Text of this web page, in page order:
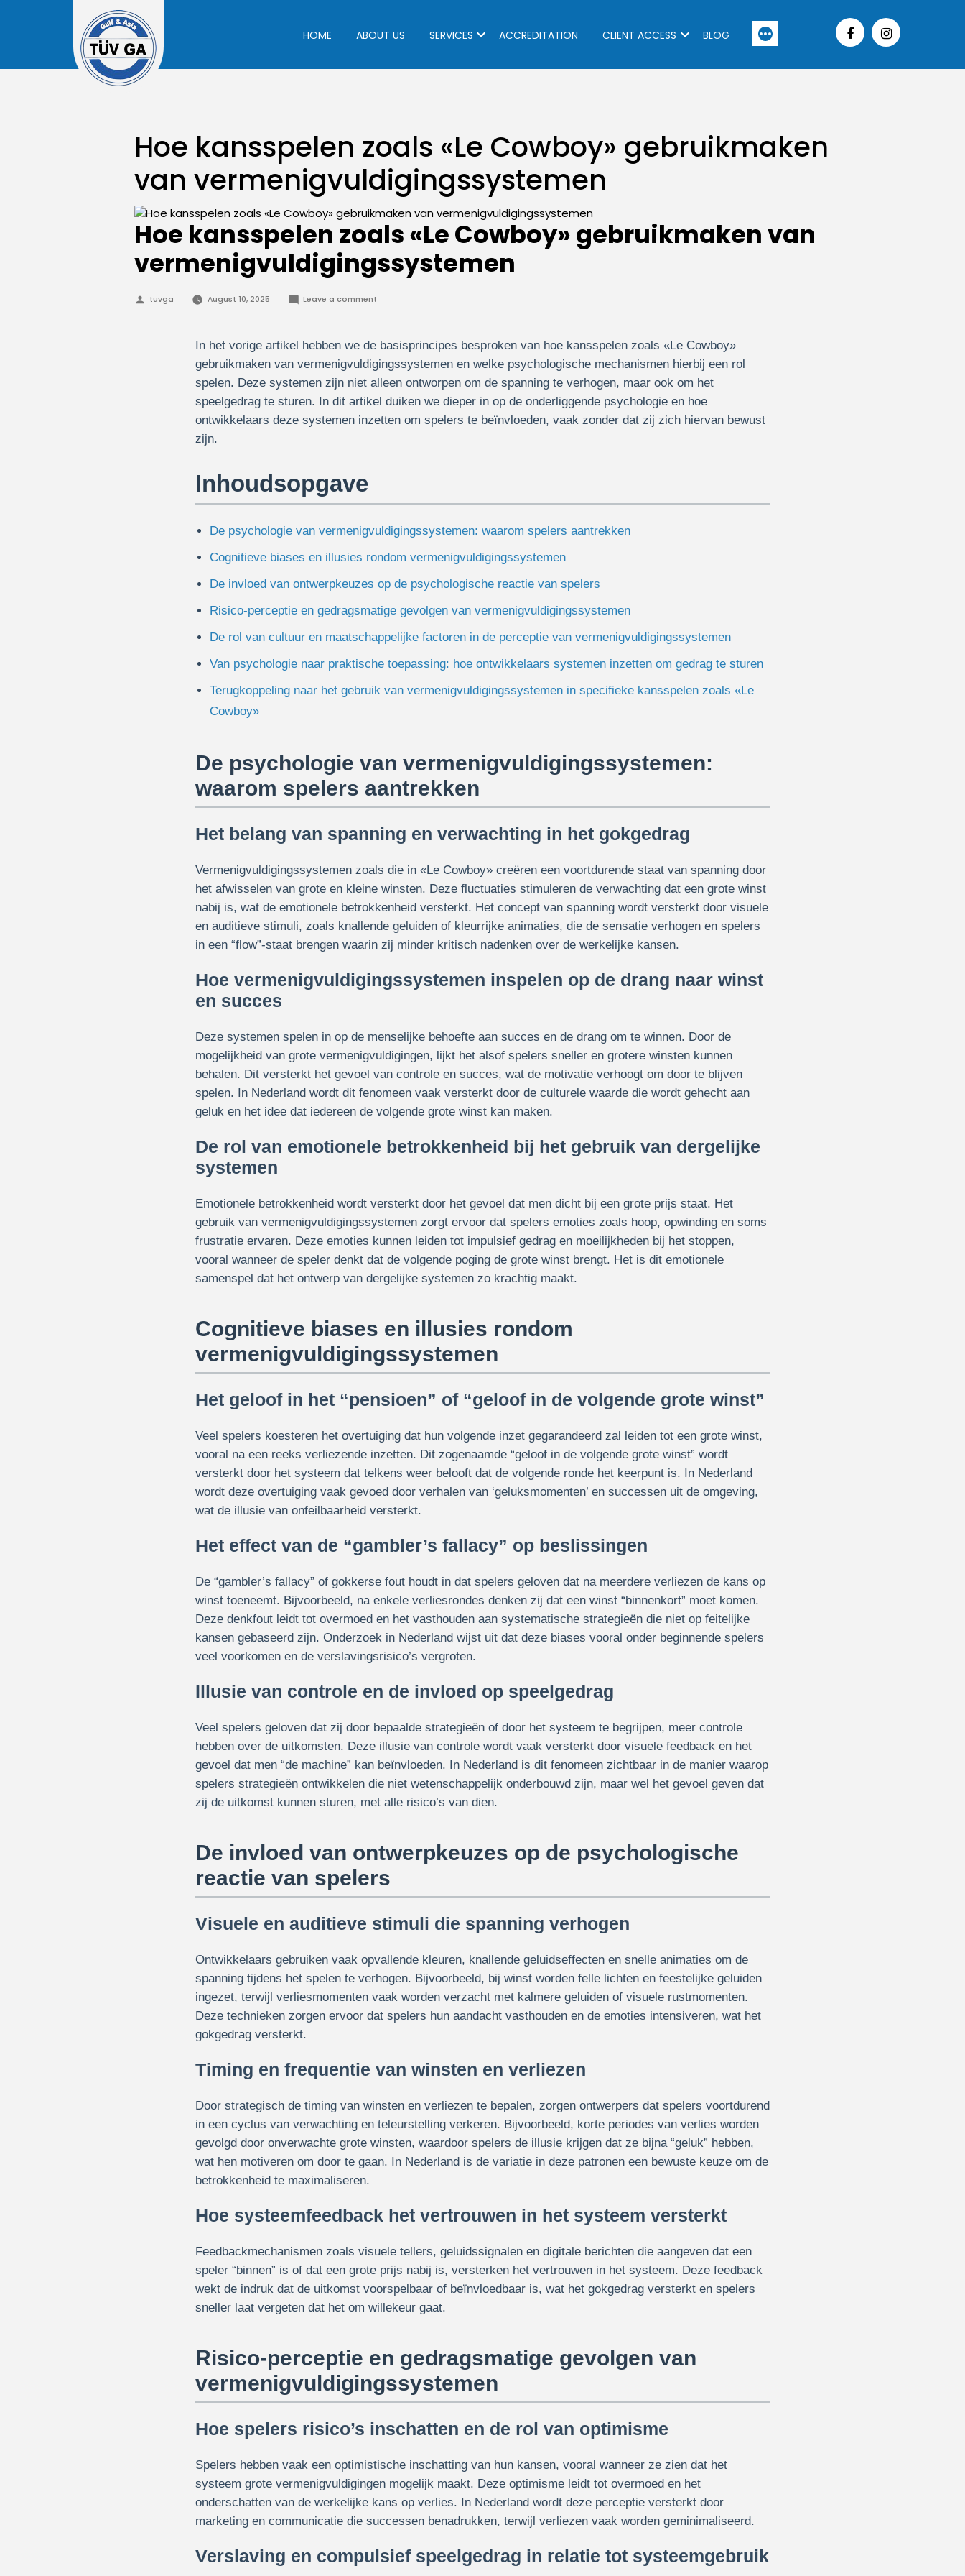
HOME ABOUT US SERVICES ACCREDITATION CLIENT ACCESS BLOG More
Hoe kansspelen zoals «Le Cowboy» gebruikmaken
van vermenigvuldigingssystemen
Hoe kansspelen zoals «Le Cowboy» gebruikmaken van
vermenigvuldigingssystemen
Posted
tuvga August 10, 2025 Leave a commenton
«Le
Cowboy»
gebruikmaken
van
vermenigvuldigingssystemen
In het vorige artikel hebben we de basisprincipes besproken van hoe kansspelen zoals «Le Cowboy»
gebruikmaken van vermenigvuldigingssystemen en welke psychologische mechanismen hierbij een rol
spelen. Deze systemen zijn niet alleen ontworpen om de spanning te verhogen, maar ook om het
speelgedrag te sturen. In dit artikel duiken we dieper in op de onderliggende psychologie en hoe
ontwikkelaars deze systemen inzetten om spelers te beïnvloeden, vaak zonder dat zij zich hiervan bewust
zijn.
Inhoudsopgave
De psychologie van vermenigvuldigingssystemen: waarom spelers aantrekken
Cognitieve biases en illusies rondom vermenigvuldigingssystemen
De invloed van ontwerpkeuzes op de psychologische reactie van spelers
Risico-perceptie en gedragsmatige gevolgen van vermenigvuldigingssystemen
De rol van cultuur en maatschappelijke factoren in de perceptie van vermenigvuldigingssystemen
Van psychologie naar praktische toepassing: hoe ontwikkelaars systemen inzetten om gedrag te sturen
Terugkoppeling naar het gebruik van vermenigvuldigingssystemen in specifieke kansspelen zoals «Le
Cowboy»
De psychologie van vermenigvuldigingssystemen:
waarom spelers aantrekken
Het belang van spanning en verwachting in het gokgedrag
Vermenigvuldigingssystemen zoals die in «Le Cowboy» creëren een voortdurende staat van spanning door
het afwisselen van grote en kleine winsten. Deze fluctuaties stimuleren de verwachting dat een grote winst
nabij is, wat de emotionele betrokkenheid versterkt. Het concept van spanning wordt versterkt door visuele
en auditieve stimuli, zoals knallende geluiden of kleurrijke animaties, die de sensatie verhogen en spelers
in een “flow”-staat brengen waarin zij minder kritisch nadenken over de werkelijke kansen.
Hoe vermenigvuldigingssystemen inspelen op de drang naar winst
en succes
Deze systemen spelen in op de menselijke behoefte aan succes en de drang om te winnen. Door de
mogelijkheid van grote vermenigvuldigingen, lijkt het alsof spelers sneller en grotere winsten kunnen
behalen. Dit versterkt het gevoel van controle en succes, wat de motivatie verhoogt om door te blijven
spelen. In Nederland wordt dit fenomeen vaak versterkt door de culturele waarde die wordt gehecht aan
geluk en het idee dat iedereen de volgende grote winst kan maken.
De rol van emotionele betrokkenheid bij het gebruik van dergelijke
systemen
Emotionele betrokkenheid wordt versterkt door het gevoel dat men dicht bij een grote prijs staat. Het
gebruik van vermenigvuldigingssystemen zorgt ervoor dat spelers emoties zoals hoop, opwinding en soms
frustratie ervaren. Deze emoties kunnen leiden tot impulsief gedrag en moeilijkheden bij het stoppen,
vooral wanneer de speler denkt dat de volgende poging de grote winst brengt. Het is dit emotionele
samenspel dat het ontwerp van dergelijke systemen zo krachtig maakt.
Cognitieve biases en illusies rondom
vermenigvuldigingssystemen
Het geloof in het “pensioen” of “geloof in de volgende grote winst”
Veel spelers koesteren het overtuiging dat hun volgende inzet gegarandeerd zal leiden tot een grote winst,
vooral na een reeks verliezende inzetten. Dit zogenaamde “geloof in de volgende grote winst” wordt
versterkt door het systeem dat telkens weer belooft dat de volgende ronde het keerpunt is. In Nederland
wordt deze overtuiging vaak gevoed door verhalen van ‘geluksmomenten’ en successen uit de omgeving,
wat de illusie van onfeilbaarheid versterkt.
Het effect van de “gambler’s fallacy” op beslissingen
De “gambler’s fallacy” of gokkerse fout houdt in dat spelers geloven dat na meerdere verliezen de kans op
winst toeneemt. Bijvoorbeeld, na enkele verliesrondes denken zij dat een winst “binnenkort” moet komen.
Deze denkfout leidt tot overmoed en het vasthouden aan systematische strategieën die niet op feitelijke
kansen gebaseerd zijn. Onderzoek in Nederland wijst uit dat deze biases vooral onder beginnende spelers
veel voorkomen en de verslavingsrisico’s vergroten.
Illusie van controle en de invloed op speelgedrag
Veel spelers geloven dat zij door bepaalde strategieën of door het systeem te begrijpen, meer controle
hebben over de uitkomsten. Deze illusie van controle wordt vaak versterkt door visuele feedback en het
gevoel dat men “de machine” kan beïnvloeden. In Nederland is dit fenomeen zichtbaar in de manier waarop
spelers strategieën ontwikkelen die niet wetenschappelijk onderbouwd zijn, maar wel het gevoel geven dat
zij de uitkomst kunnen sturen, met alle risico’s van dien.
De invloed van ontwerpkeuzes op de psychologische
reactie van spelers
Visuele en auditieve stimuli die spanning verhogen
Ontwikkelaars gebruiken vaak opvallende kleuren, knallende geluidseffecten en snelle animaties om de
spanning tijdens het spelen te verhogen. Bijvoorbeeld, bij winst worden felle lichten en feestelijke geluiden
ingezet, terwijl verliesmomenten vaak worden verzacht met kalmere geluiden of visuele rustmomenten.
Deze technieken zorgen ervoor dat spelers hun aandacht vasthouden en de emoties intensiveren, wat het
gokgedrag versterkt.
Timing en frequentie van winsten en verliezen
Door strategisch de timing van winsten en verliezen te bepalen, zorgen ontwerpers dat spelers voortdurend
in een cyclus van verwachting en teleurstelling verkeren. Bijvoorbeeld, korte periodes van verlies worden
gevolgd door onverwachte grote winsten, waardoor spelers de illusie krijgen dat ze bijna “geluk” hebben,
wat hen motiveren om door te gaan. In Nederland is de variatie in deze patronen een bewuste keuze om de
betrokkenheid te maximaliseren.
Hoe systeemfeedback het vertrouwen in het systeem versterkt
Feedbackmechanismen zoals visuele tellers, geluidssignalen en digitale berichten die aangeven dat een
speler “binnen” is of dat een grote prijs nabij is, versterken het vertrouwen in het systeem. Deze feedback
wekt de indruk dat de uitkomst voorspelbaar of beïnvloedbaar is, wat het gokgedrag versterkt en spelers
sneller laat vergeten dat het om willekeur gaat.
Risico-perceptie en gedragsmatige gevolgen van
vermenigvuldigingssystemen
Hoe spelers risico’s inschatten en de rol van optimisme
Spelers hebben vaak een optimistische inschatting van hun kansen, vooral wanneer ze zien dat het
systeem grote vermenigvuldigingen mogelijk maakt. Deze optimisme leidt tot overmoed en het
onderschatten van de werkelijke kans op verlies. In Nederland wordt deze perceptie versterkt door
marketing en communicatie die successen benadrukken, terwijl verliezen vaak worden geminimaliseerd.
Verslaving en compulsief speelgedrag in relatie tot systeemgebruik